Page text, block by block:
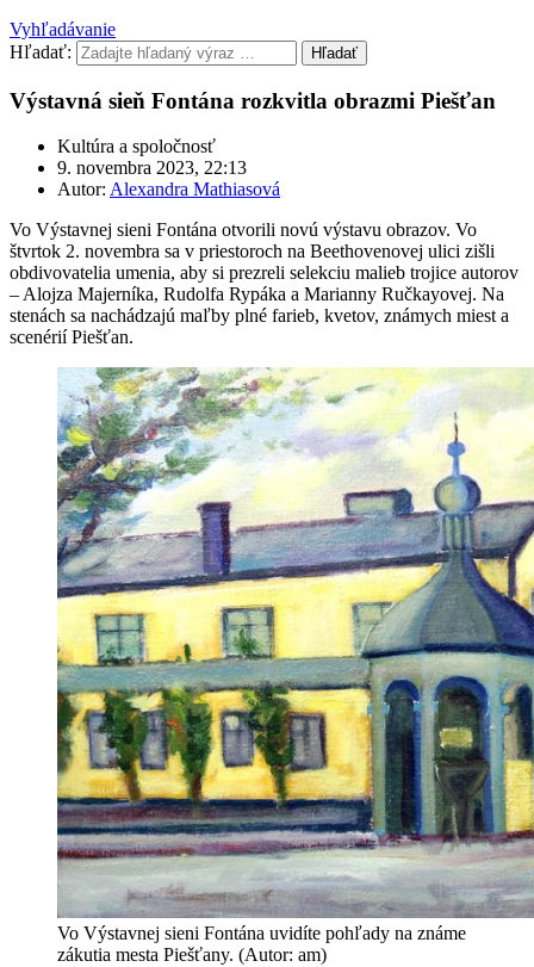
Vyhľadávanie
Hľadať:
Hľadať
Výstavná sieň Fontána rozkvitla obrazmi Piešťan
Kultúra a spoločnosť
9. novembra 2023, 22:13
Autor: Alexandra Mathiasová
Vo Výstavnej sieni Fontána otvorili novú výstavu obrazov. Vo
štvrtok 2. novembra sa v priestoroch na Beethovenovej ulici zišli
obdivovatelia umenia, aby si prezreli selekciu malieb trojice autorov
– Alojza Majerníka, Rudolfa Rypáka a Marianny Ručkayovej. Na
stenách sa nachádzajú maľby plné farieb, kvetov, známych miest a
scenérií Piešťan.
Vo Výstavnej sieni Fontána uvidíte pohľady na známe
zákutia mesta Piešťany. (Autor: am)